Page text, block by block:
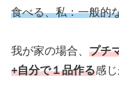
食べる、私：一般的
我が家の場合、 プチ
+自分で１品作る感